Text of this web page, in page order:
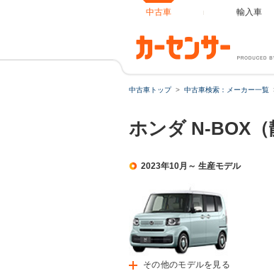
中古車 輸入車
中古車トップ 中古車検索：メーカー一覧
ホンダ N-BOX
2023年10月～ 生産モデル
その他のモデルを見る